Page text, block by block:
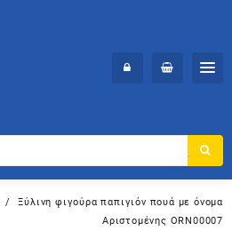
Ξύλινη φιγούρα παπιγιόν πουά με όνομα
Αριστομένης ORN00007